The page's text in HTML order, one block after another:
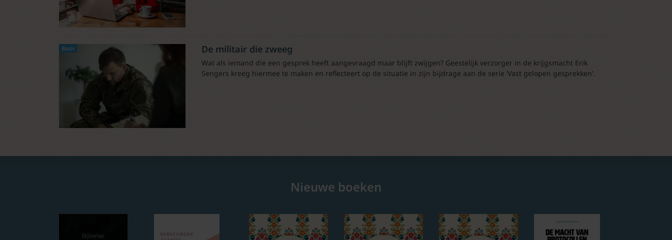
Basis De militair die zweeg
Wat als iemand die een gesprek heeft aangevraagd maar blijft zwijgen? Geestelijk verzorger in de krijgsmacht Erik
Sengers kreeg hiermee te maken en reflecteert op de situatie in zijn bijdrage aan de serie ‘Vast gelopen gesprekken’.
Nieuwe boeken